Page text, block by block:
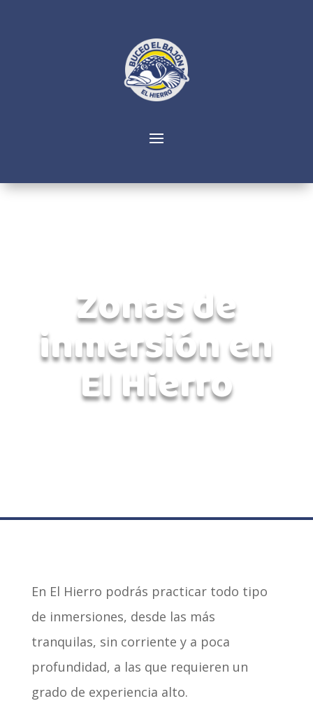
Zonas de
inmersión en
El Hierro
En El Hierro podrás practicar todo tipo
de inmersiones, desde las más
tranquilas, sin corriente y a poca
profundidad, a las que requieren un
grado de experiencia alto.